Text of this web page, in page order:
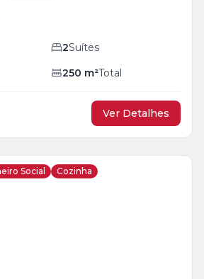
2Suítes
250 m²Total
Ver Detalhes
Social Cozinha